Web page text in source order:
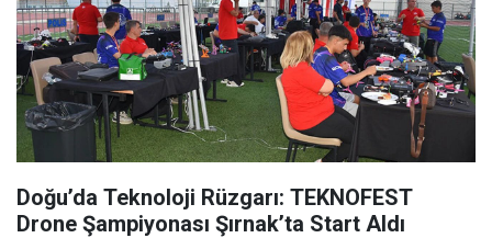
Doğu’da Teknoloji Rüzgarı: TEKNOFEST
Drone Şampiyonası Şırnak’ta Start Aldı